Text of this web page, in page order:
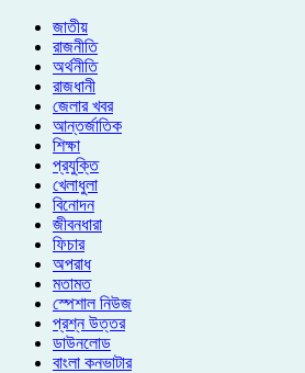
জাতীয়
রাজনীতি
অর্থনীতি
রাজধানী
জেলার খবর
আন্তর্জাতিক
শিক্ষা
প্রযুক্তি
খেলাধুলা
বিনোদন
জীবনধারা
ফিচার
অপরাধ
মতামত
স্পেশাল নিউজ
প্রশ্ন উত্তর
ডাউনলোড
বাংলা কনভাটার